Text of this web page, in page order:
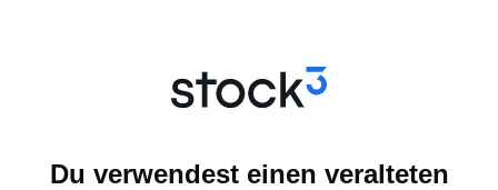
Du verwendest einen veralteten